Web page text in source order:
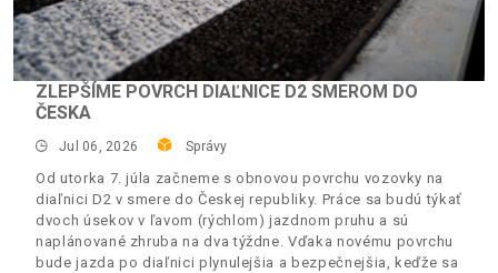
ZLEPŠÍME POVRCH DIAĽNICE D2 SMEROM DO
ČESKA
Jul 06, 2026 Správy
Od utorka 7. júla začneme s obnovou povrchu vozovky na
diaľnici D2 v smere do Českej republiky. Práce sa budú týkať
dvoch úsekov v ľavom (rýchlom) jazdnom pruhu a sú
naplánované zhruba na dva týždne. Vďaka novému povrchu
bude jazda po diaľnici plynulejšia a bezpečnejšia, keďže sa